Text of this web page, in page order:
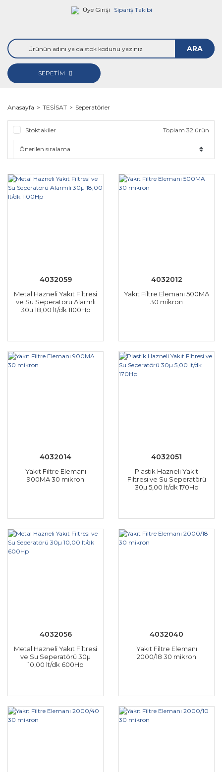
Üye Girişi Sipariş Takibi
ARA
SEPETİM
Anasayfa TESİSAT Seperatörler
Stoktakiler Toplam 32 ürün
4032059
Metal Hazneli Yakıt Filtresi
ve Su Seperatörü Alarmlı
30µ 18,00 lt/dk 1100Hp
4032012
Yakıt Filtre Elemanı 500MA
30 mikron
4032014
Yakıt Filtre Elemanı
900MA 30 mikron
4032051
Plastik Hazneli Yakıt
Filtresi ve Su Seperatörü
30µ 5,00 lt/dk 170Hp
4032056
Metal Hazneli Yakıt Filtresi
ve Su Seperatörü 30µ
10,00 lt/dk 600Hp
4032040
Yakıt Filtre Elemanı
2000/18 30 mikron